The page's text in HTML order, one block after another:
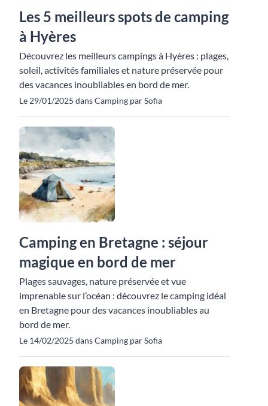
Les 5 meilleurs spots de camping
à Hyères
Découvrez les meilleurs campings à Hyères : plages,
soleil, activités familiales et nature préservée pour
des vacances inoubliables en bord de mer.
Le 29/01/2025 dans Camping par Sofia
Camping en Bretagne : séjour
magique en bord de mer
Plages sauvages, nature préservée et vue
imprenable sur l’océan : découvrez le camping idéal
en Bretagne pour des vacances inoubliables au
bord de mer.
Le 14/02/2025 dans Camping par Sofia